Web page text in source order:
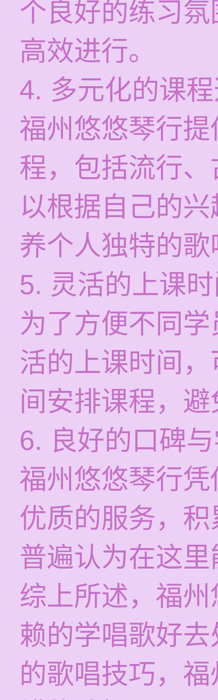
个良好的练习
高效进行。
4. 多元化的课
福州悠悠琴行
程，包括流行
以根据自己的
养个人独特的
5. 灵活的上课
为了方便不同
活的上课时间
间安排课程，
6. 良好的口碑
福州悠悠琴行
优质的服务，
普遍认为在这
综上所述，福
赖的学唱歌好
的歌唱技巧，